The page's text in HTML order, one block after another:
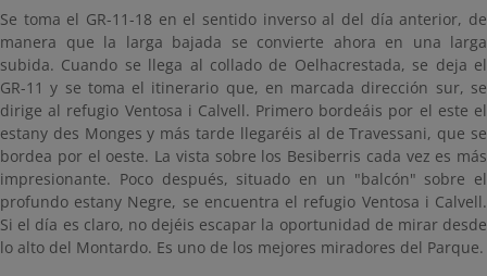
Se toma el GR-11-18 en el sentido inverso al del día anterior, de
manera que la larga bajada se convierte ahora en una larga
subida. Cuando se llega al collado de Oelhacrestada, se deja el
GR-11 y se toma el itinerario que, en marcada dirección sur, se
dirige al refugio Ventosa i Calvell. Primero bordeáis por el este el
estany des Monges y más tarde llegaréis al de Travessani, que se
bordea por el oeste. La vista sobre los Besiberris cada vez es más
impresionante. Poco después, situado en un "balcón" sobre el
profundo estany Negre, se encuentra el refugio Ventosa i Calvell.
Si el día es claro, no dejéis escapar la oportunidad de mirar desde
lo alto del Montardo. Es uno de los mejores miradores del Parque.